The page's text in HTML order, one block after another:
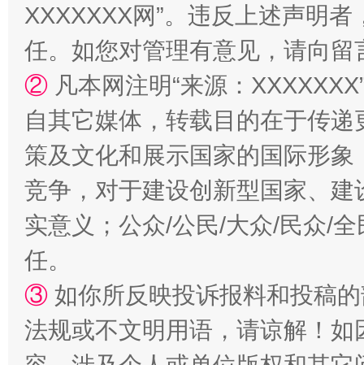
扯下公款旅游的“隐身衣” 如何以
XXXXXXX网”。违反上述声明
任。如您对管理有意见，请向
② 凡本网注明“来源：
自其它媒体，转载目的在于传
策及文化和展示国家的国际形
竞争，对于建设创新型国家、
实意义；公众/公民/大众/民众/
任。
③ 如你所反映投诉报料和投稿
法规或不文明用语，请谅解！